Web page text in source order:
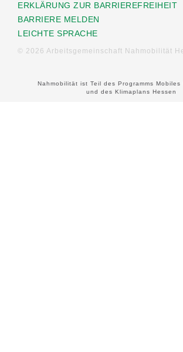
ERKLÄRUNG ZUR BARRIEREFREIHEIT
BARRIERE MELDEN
LEICHTE SPRACHE
© 2026 Arbeitsgemeinschaft Nahmobilität
Nahmobilität ist Teil des Programms Mobiles
und des Klimaplans Hessen